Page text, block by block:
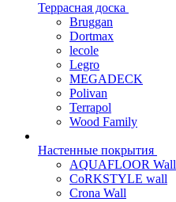
Террасная доска
Bruggan
Dortmax
lecole
Legro
MEGADECK
Polivan
Terrapol
Wood Family
Настенные покрытия
AQUAFLOOR Wall
CoRKSTYLE wall
Crona Wall